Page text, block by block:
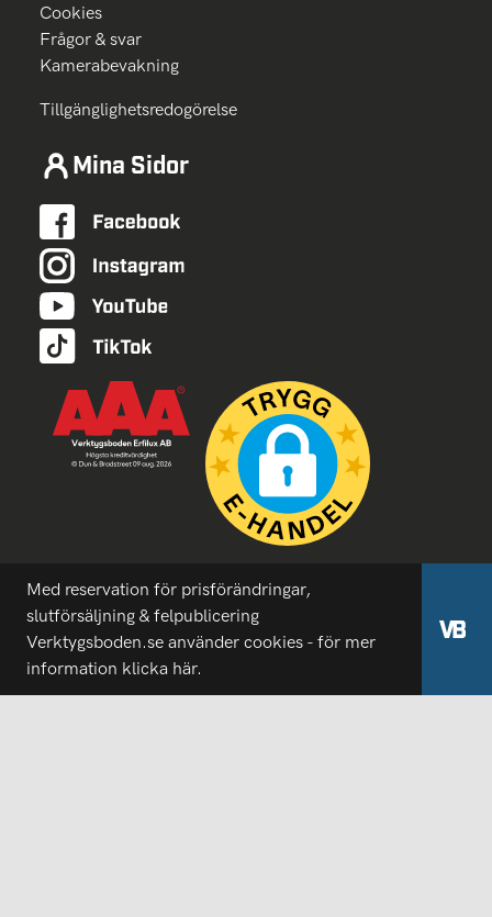
Cookies
Frågor & svar
Kamerabevakning
Tillgänglighetsredogörelse
Mina Sidor
Med reservation för prisförändringar,
slutförsäljning & felpublicering
Verktygsboden.se använder cookies - för mer
information klicka här.